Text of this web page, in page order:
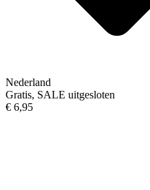
Nederland
Gratis, SALE uitgesloten
€ 6,95